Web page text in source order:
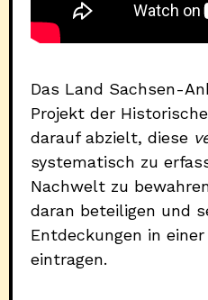
Das Land Sachsen-
Projekt der
darauf abzielt, diese
systematisch zu
Nachwelt zu
daran beteiligen und
Entdeckungen in
eintragen.